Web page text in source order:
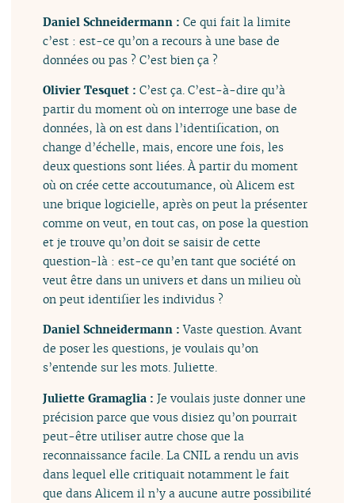
Daniel Schneidermann :Ce qui fait la limite
c’est : est-ce qu’on a recours à une base de
données ou pas ? C’est bien ça ?
Olivier Tesquet :C’est ça. C’est-à-dire qu’à
partir du moment où on interroge une base de
données, là on est dans l’identification, on
change d’échelle, mais, encore une fois, les
deux questions sont liées. À partir du moment
où on crée cette accoutumance, où Alicem est
une brique logicielle, après on peut la présenter
comme on veut, en tout cas, on pose la question
et je trouve qu’on doit se saisir de cette
question-là : est-ce qu’en tant que société on
veut être dans un univers et dans un milieu où
on peut identifier les individus ?
Daniel Schneidermann :Vaste question. Avant
de poser les questions, je voulais qu’on
s’entende sur les mots. Juliette.
Juliette Gramaglia :Je voulais juste donner une
précision parce que vous disiez qu’on pourrait
peut-être utiliser autre chose que la
reconnaissance facile. La CNIL a rendu un avis
dans lequel elle critiquait notamment le fait
que dans Alicem il n’y a aucune autre possibilité